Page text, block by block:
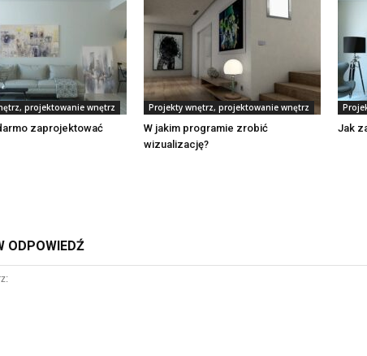
projektowanie wnętrz
zaprojektować
Projekty wnętrz, projektowanie wnętrz
W jakim programie zrobić
wizualizację?
Jak
ODPOWIEDŹ